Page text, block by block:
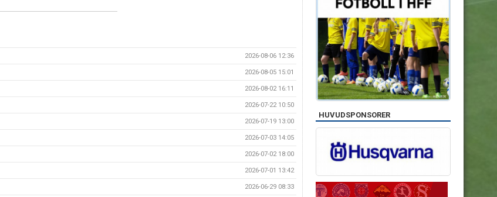
2026-08-06 12:36
2026-08-05 15:01
2026-08-02 16:11
2026-07-22 10:50
2026-07-19 13:00
2026-07-03 14:05
2026-07-02 18:00
2026-07-01 13:42
2026-06-29 08:33
HUVUDSPONSORER